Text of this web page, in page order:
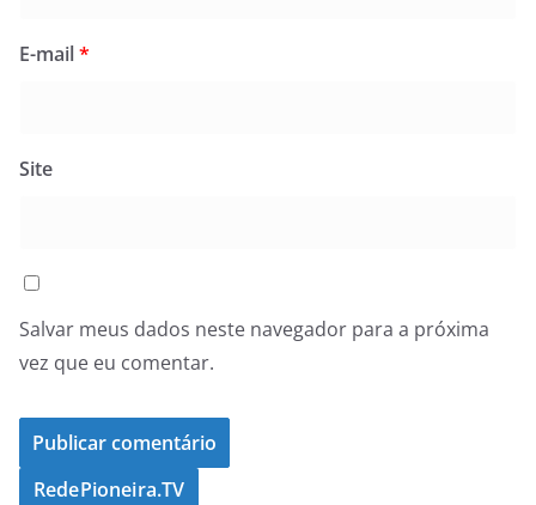
E-mail*
Site
Salvar meus dados neste navegador para a próxima
vez que eu comentar.
RedePioneira.TV